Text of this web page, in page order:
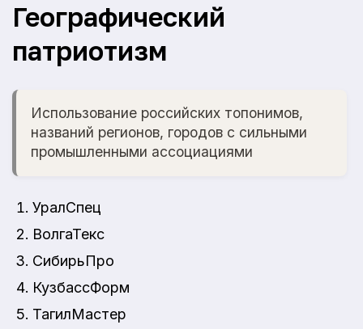
Географический
патриотизм
Использование российских топонимов,
названий регионов, городов с сильными
промышленными ассоциациями
УралСпец
ВолгаТекс
СибирьПро
КузбассФорм
ТагилМастер